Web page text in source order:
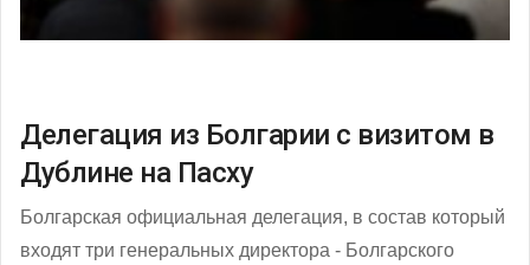
Делегация из Болгарии с визитом в
Дублине на Пасху
Болгарская официальная делегация, в состав который
входят три генеральных директора - Болгарского